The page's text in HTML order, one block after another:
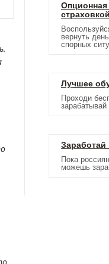
Опционная
страховкой
вернуть
спорных
Лучшее
Проходи
зарабатывай
Заработай
Пока
можешь